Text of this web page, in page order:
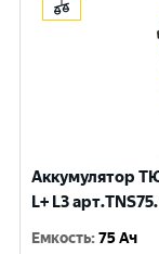
Аккумулятор
L+ L3
Емкость:75 Ач